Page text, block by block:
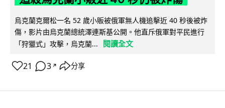
烏克蘭克爾松一名 52 歲小販被俄軍無人機追擊近 40 秒後被炸
傷，影片由烏克蘭總統澤連斯基公開。他直斥俄軍對平民進行
「狩獵式」攻擊，烏克蘭...
閱讀全文
21 3 ↗ 分享